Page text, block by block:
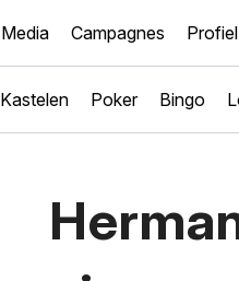
Media Campagnes Profiel
Kastelen Poker Bingo